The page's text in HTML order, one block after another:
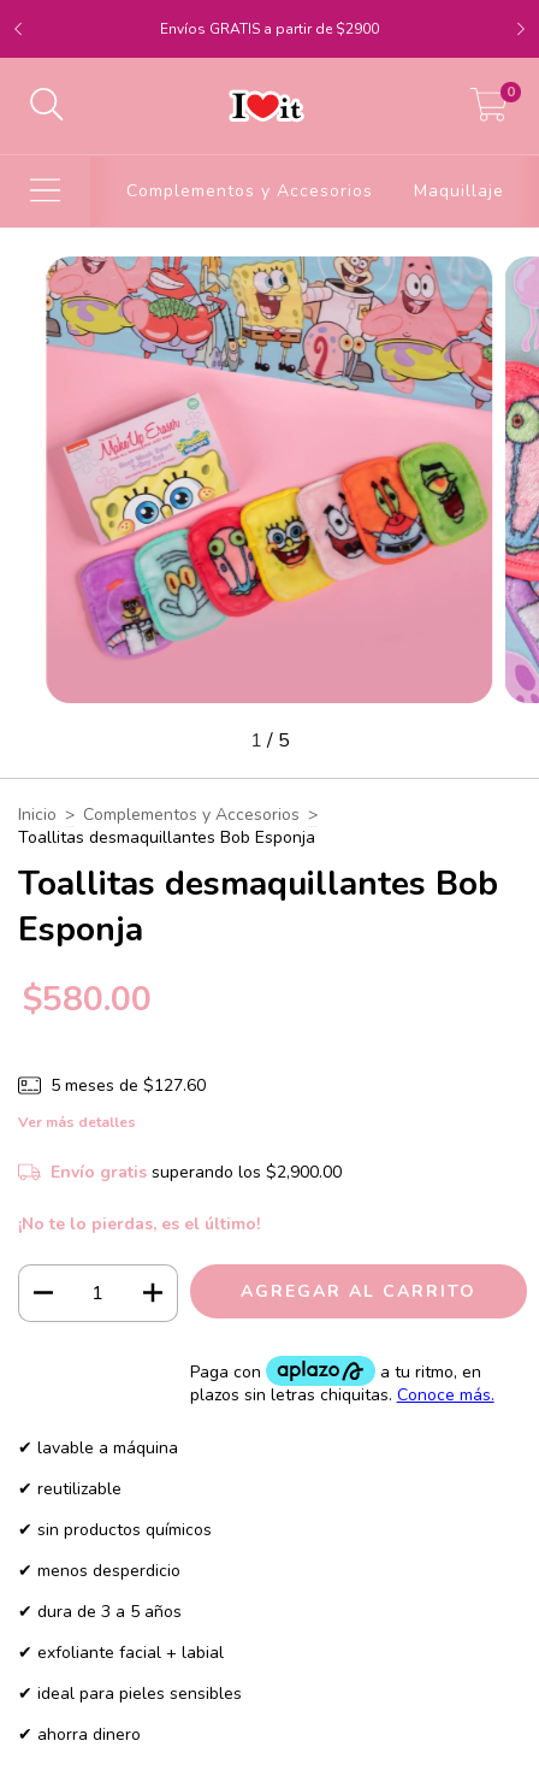
Envíos GRATIS a partir de $2900
0
Complementos y Accesorios Maquillaje
1/ 5
Inicio > Complementos y Accesorios >
Toallitas desmaquillantes Bob Esponja
Toallitas desmaquillantes Bob
Esponja
$580.00
5 meses de $127.60
Ver más detalles
Envío gratis superando los $2,900.00
¡No te lo pierdas, es el último!
✔ lavable a máquina
✔ reutilizable
✔ sin productos químicos
✔ menos desperdicio
✔ dura de 3 a 5 años
✔ exfoliante facial + labial
✔ ideal para pieles sensibles
✔ ahorra dinero